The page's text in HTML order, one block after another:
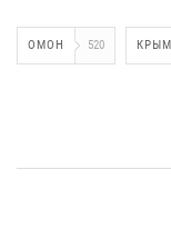
ОМОН 520 КРЫМ